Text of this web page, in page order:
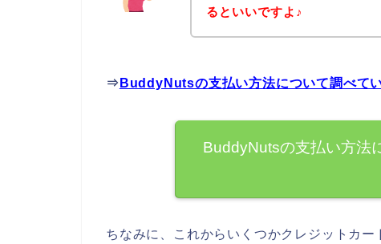
るといいですよ♪
⇒ BuddyNutsの支払い方法について調べて
BuddyNutsの支払い方法
ちなみに、これからいくつかクレジットカ